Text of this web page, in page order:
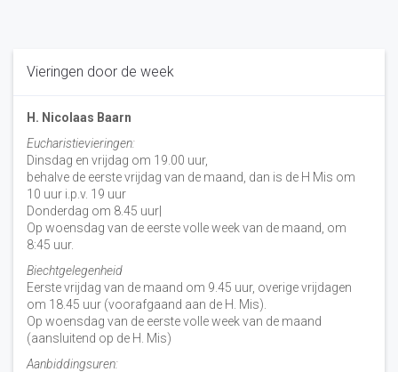
Vieringen door de week
H. Nicolaas Baarn
Eucharistievieringen:
Dinsdag en vrijdag om 19.00 uur,
behalve de eerste vrijdag van de maand, dan is de H Mis om
10 uur i.p.v. 19 uur
Donderdag om 8.45 uur|
Op woensdag van de eerste volle week van de maand, om
8:45 uur.
Biechtgelegenheid
Eerste vrijdag van de maand om 9.45 uur, overige vrijdagen
om 18.45 uur (voorafgaand aan de H. Mis).
Op woensdag van de eerste volle week van de maand
(aansluitend op de H. Mis)
Aanbiddingsuren: